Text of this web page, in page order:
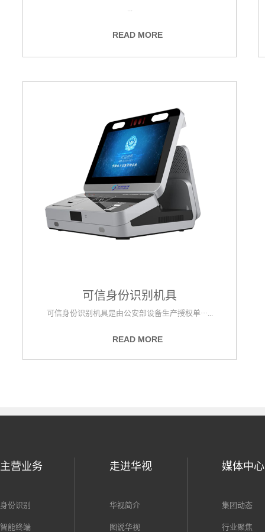
...
READ MORE
可信身份识别机具
可信身份识别机具是由公安部设备生产授权单···...
READ MORE
主营业务
身份识别
智能终端
走进华视
华视简介
图说华视
媒体中心
集团动态
行业聚焦